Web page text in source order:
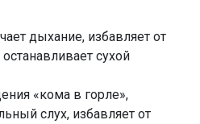
дыхание, избавляет от
сухой
«кома в горле»,
слух, избавляет от